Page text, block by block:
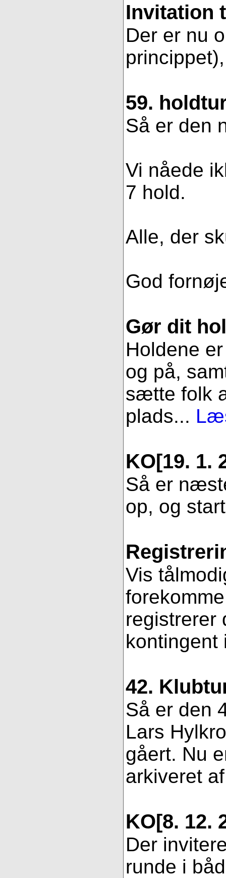
Invitation
Der er nu
59.
Så er den
Vi nåede
7 hold.
Alle, der
God
Gør dit
Holdene
og på,
sætte folk
plads...
KO[19. 1.
Så er
op, og
Vis
registrerer
42.
Så er den
Lars
gåert. Nu
arkiveret
KO[8. 12.
Der
runde i